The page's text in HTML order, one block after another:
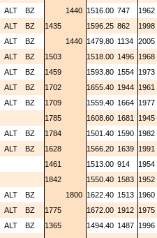
ALT BZ 1440 1516.00 747 1962
ALT BZ 1435 1596.25 862 1998
ALT BZ 1440 1479.80 1134 2005
ALT BZ 1503 1518.00 1496 1968
ALT BZ 1459 1593.80 1554 1973
ALT BZ 1702 1655.40 1944 1961
ALT BZ 1709 1559.40 1664 1977
1785 1608.60 1681 1945
ALT BZ 1784 1501.40 1590 1982
ALT BZ 1628 1566.20 1639 1991
1461 1513.00 914 1954
1842 1550.40 1583 1952
ALT BZ 1800 1622.40 1513 1960
ALT BZ 1775 1672.00 1912 1975
ALT BZ 1365 1494.40 1487 1996